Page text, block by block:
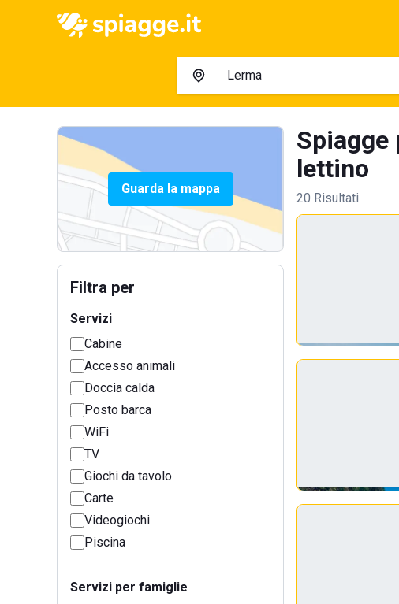
Guarda la mappa
Filtra per
Servizi
Cabine
Accesso animali
Doccia calda
Posto barca
WiFi
TV
Giochi da tavolo
Carte
Videogiochi
Piscina
Servizi per famiglie
Spiagge
lettino
20 Risultati